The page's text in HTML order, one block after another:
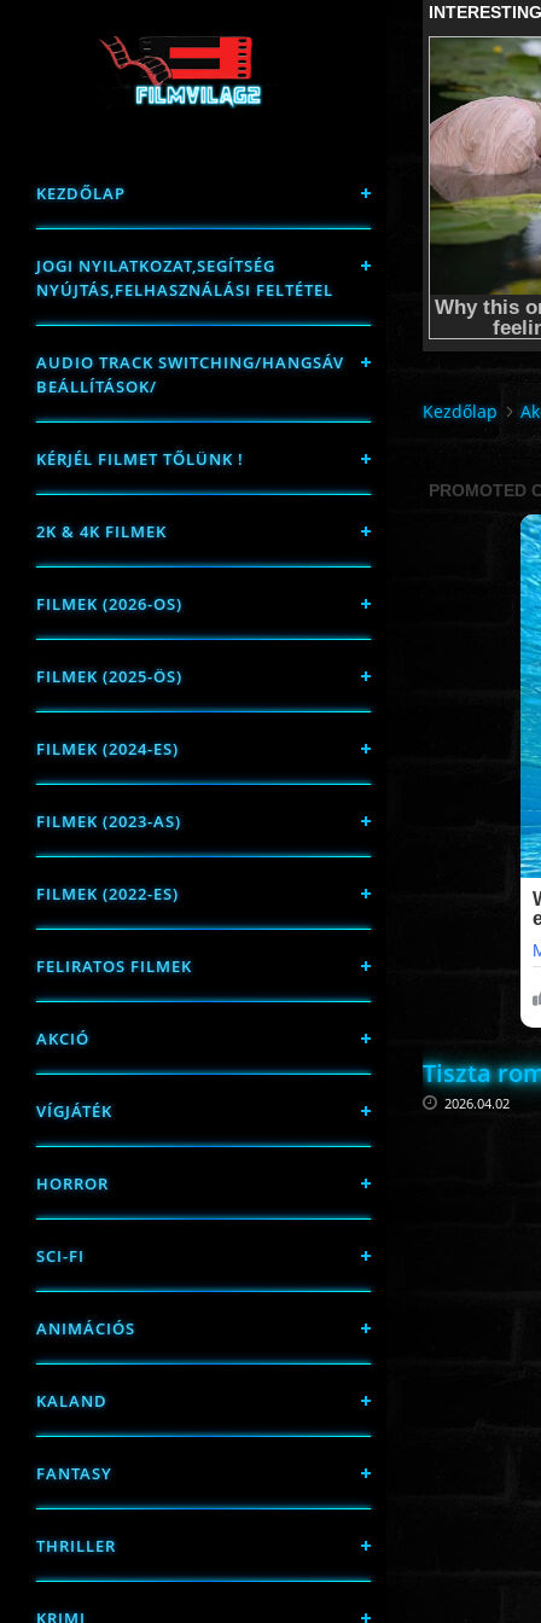
KEZDŐLAP
JOGI NYILATKOZAT,SEGÍTSÉG
NYÚJTÁS,FELHASZNÁLÁSI FELTÉTEL
AUDIO TRACK SWITCHING/HANGSÁV
BEÁLLÍTÁSOK/
KÉRJÉL FILMET TŐLÜNK !
2K & 4K FILMEK
FILMEK (2026-OS)
FILMEK (2025-ÖS)
FILMEK (2024-ES)
FILMEK (2023-AS)
FILMEK (2022-ES)
FELIRATOS FILMEK
AKCIÓ
VÍGJÁTÉK
HORROR
SCI-FI
ANIMÁCIÓS
KALAND
FANTASY
THRILLER
KRIMI
Kezdőlap
Tiszta
2026.04.02